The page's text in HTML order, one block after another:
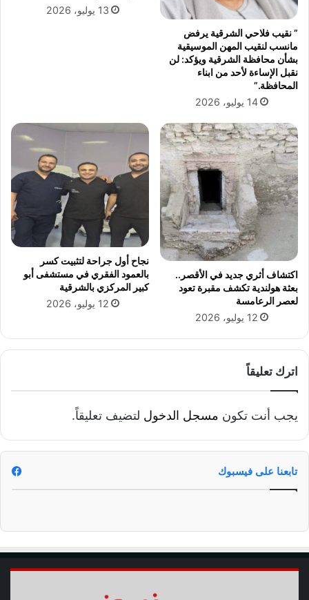
” نقيب فلاحي الشرقية يرفض
مانسب لنقيب المهن الموسيقية
بشأن محافظة الشرقية ويؤكد: لن
نقبل الإساءة لأحد من ابناء
المحافظة.”
14 يوليو، 2026
13 يوليو، 2026
اكتشاف أثري جديد في الأقصر..
بعثة هولندية تكشف مقبرة تعود
لعصر الرعامسة
12 يوليو، 2026
نجاح أول جراحة لتثبيت كسر
بالعمود الفقري في مستشفى أبو
كبير المركزي بالشرقية
12 يوليو، 2026
اترك تعليقاً
يجب أنت تكون مسجل الدخول لتضيف تعليقاً.
تابعنا على فيسبوك